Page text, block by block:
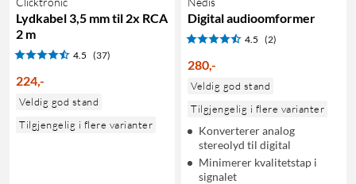
Lydkabel 3,5 mm til 2x RCA
2 m
4.5 (37)
224,-
Veldig god stand
Tilgjengelig i flere varianter
Digital audioomformer
4.5 (2)
280,-
Veldig god stand
Tilgjengelig i flere varianter
Konverterer analog
stereolyd til digital
Minimerer kvalitetstap i
signalet